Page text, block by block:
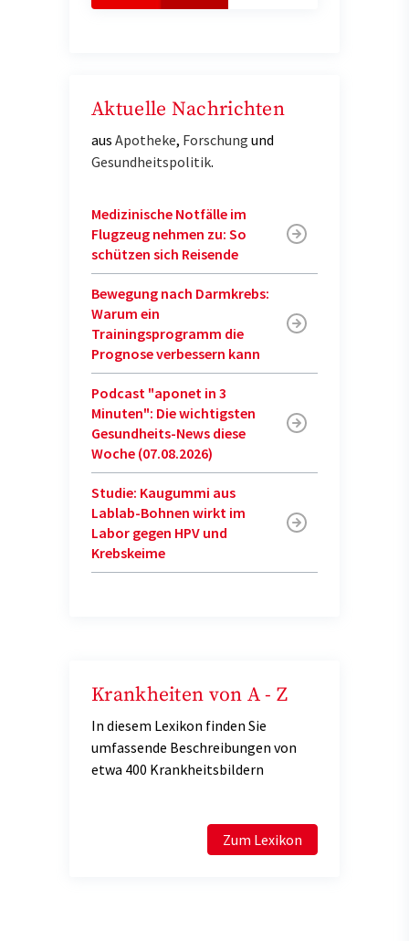
Aktuelle Nachrichten
aus Apotheke, Forschung und
Gesundheitspolitik.
Medizinische Notfälle im
Flugzeug nehmen zu: So
schützen sich Reisende
Bewegung nach Darmkrebs:
Warum ein
Trainingsprogramm die
Prognose verbessern kann
Podcast "aponet in 3
Minuten": Die wichtigsten
Gesundheits-News diese
Woche (07.08.2026)
Studie: Kaugummi aus
Lablab-Bohnen wirkt im
Labor gegen HPV und
Krebskeime
Krankheiten von A - Z
In diesem Lexikon finden Sie
umfassende Beschreibungen von
etwa 400 Krankheitsbildern
Zum Lexikon